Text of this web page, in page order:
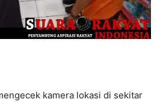
kamera lokasi di sekitar